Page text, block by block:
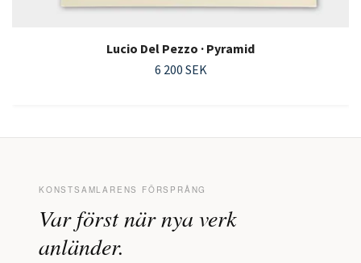
Lucio Del Pezzo · Pyramid
6 200 SEK
KONSTSAMLARENS FÖRSPRÅNG
Var först när nya verk
anländer.